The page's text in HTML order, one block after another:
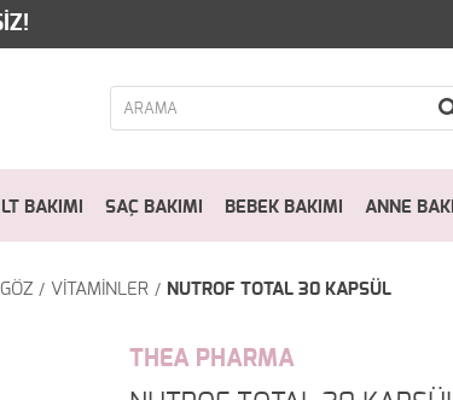
BAKIMI SAÇ BAKIMI BEBEK BAKIMI ANNE
VİTAMİNLER NUTROF TOTAL 30 KAPSÜL
THEA PHARMA